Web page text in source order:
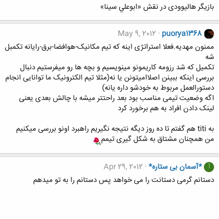
بازیگر هالیوودی در نقش «ابوعلي سينا»
puorya1368
May 9, 2012
ممنون مهدیه.فعلا استراتژی اینه که تیم مکانیک-هوافضا-برق-رایانه تکمبل
شه
تکمیل که شد رزومه کاریمونو مینویسیم و بچه ها رو میفرستیم دنبال
بررسی اینکه ببینن اصلاامیتونن یا نه(مثلا تیم الکترونیک ما توانایی انجام
دستورالعمل مربوط به خودشو داره یانه)
اگه وضعیت تیمی مناسب بود بعد راحتتر میشه با چالش بعدی یعنی
لینک دادن افراد به هم برخورد کرد
به titi هم گفتم تا ده روز دیگه نتیجه نگیریم راهبرد اونو بررسی میکنیم
من همچنان مشتاق به شکل گیری تیمم
آ *آسمان بی ستاره* Apr 29, 2012
دستانم گرمی دستانت را می خواهد پس دستانم را به تو میدهم